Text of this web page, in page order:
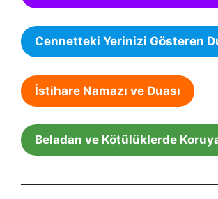
Cennetteki Yerinizi Gösteren
İstihare Namazı ve Duası
Beladan ve Kötülüklerde